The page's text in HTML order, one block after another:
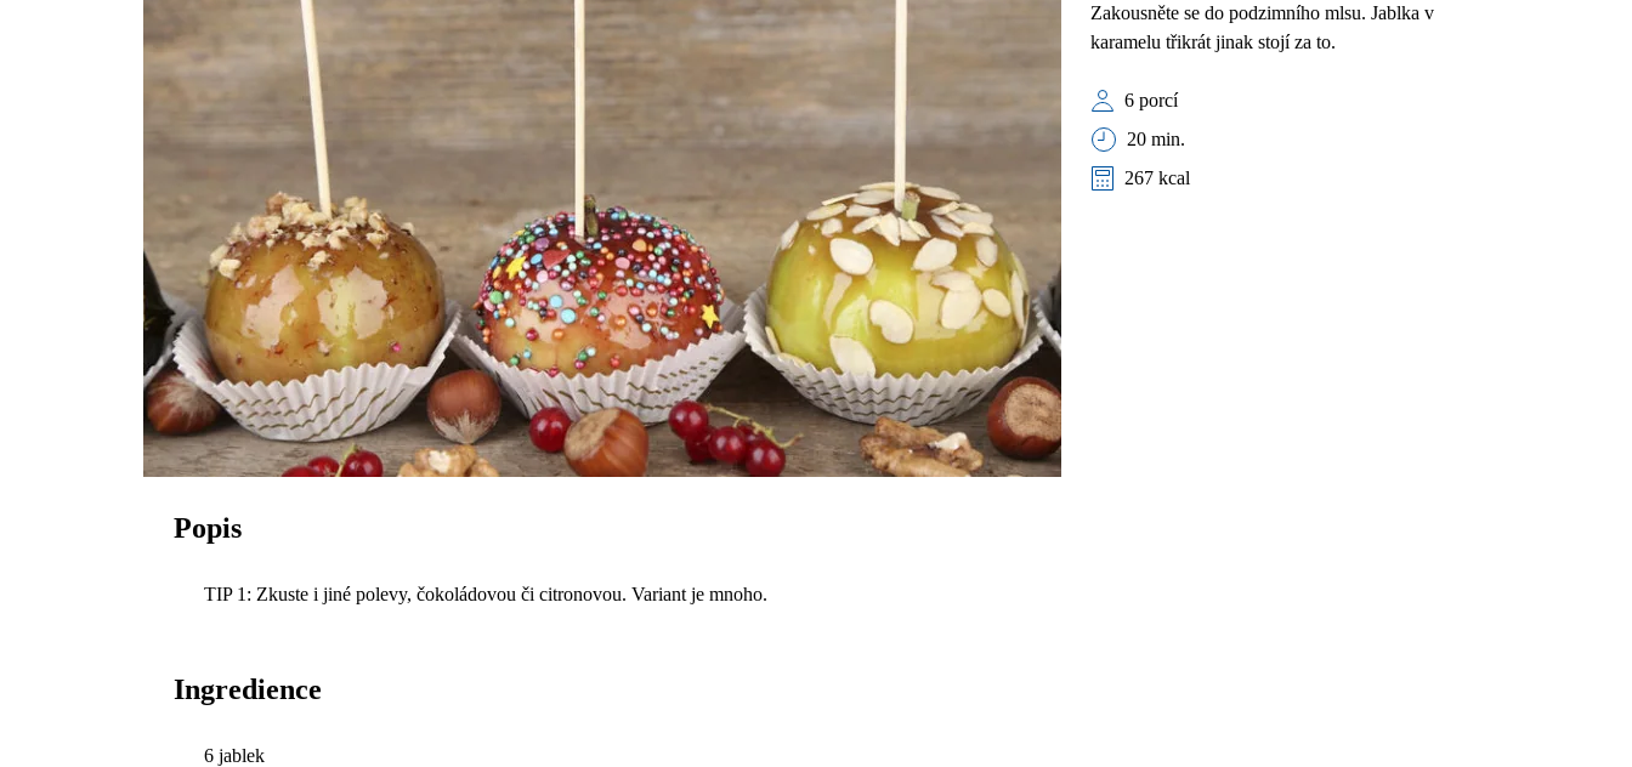
Zakousněte se do podzimního mlsu. Jablka v
karamelu třikrát jinak stojí za to.
6 porcí
20 min.
267 kcal
Popis
TIP 1: Zkuste i jiné polevy, čokoládovou či citronovou. Variant je mnoho.
Ingredience
6 jablek